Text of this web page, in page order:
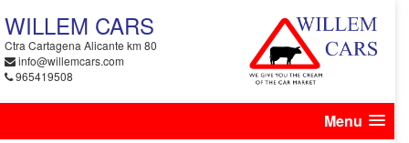
WILLEM CARS
Ctra Cartagena Alicante km 80
info@willemcars.com
965419508
Menu